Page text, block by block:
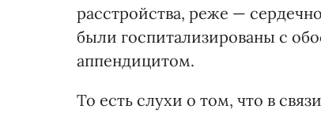
расстройства, реже —
были госпитализированы с
аппендицитом.
То есть слухи о том, что в